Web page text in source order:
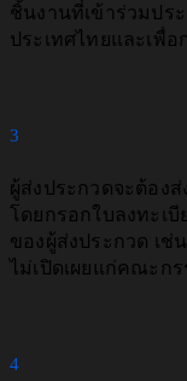
ชิ้นงานที่เข้าร่วมปร
ประเทศไทยและเพื่
3
ผู้ส่งประกวดจะต้องส่
โดยกรอกใบลงทะเ
ของผู้ส่งประกวด เ
ไม่เปิดเผยแก่คณะก
4